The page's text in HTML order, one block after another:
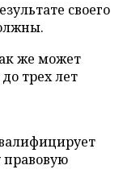
своего
же может
трех лет
правовую